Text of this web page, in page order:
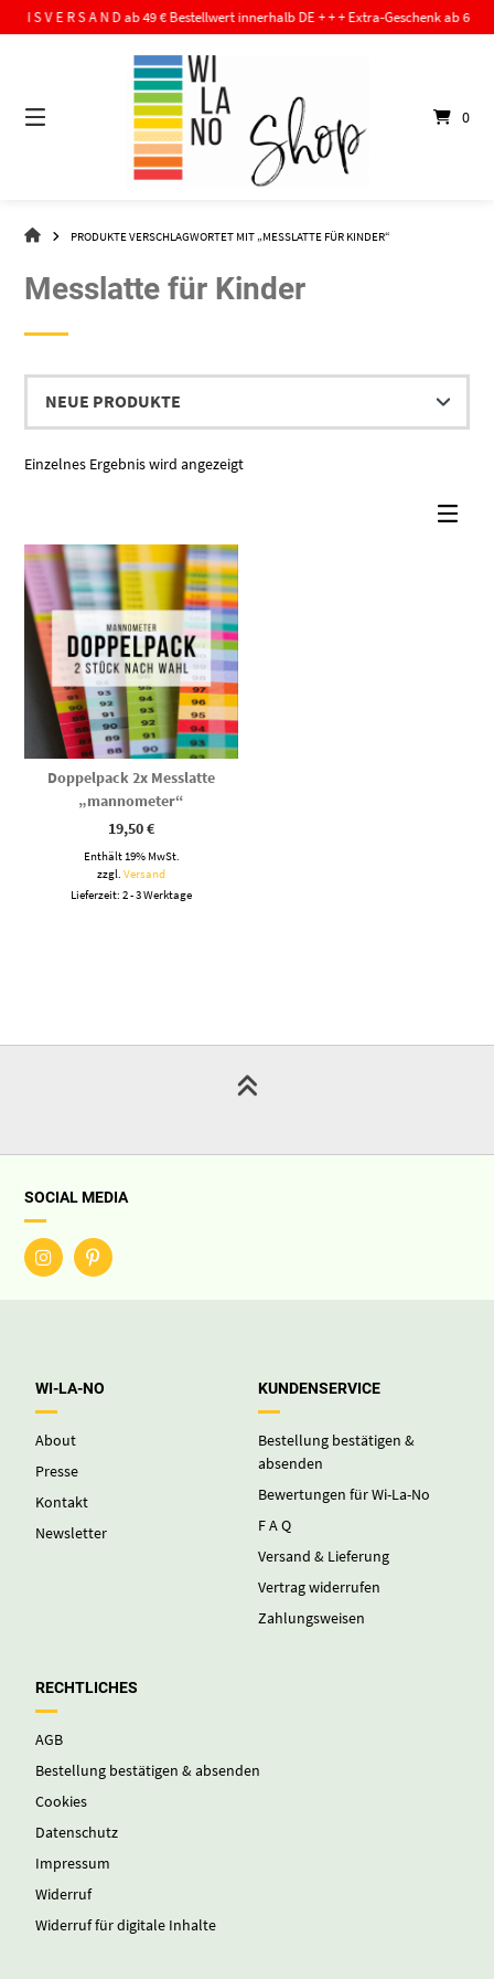
Springe
zum
T I S V E R S A N D ab 49 € Bestellwert innerhalb DE + + + Extra-Geschenk ab 60,- €
0
WI-
–
PRODUKTE VERSCHLAGWORTET MIT „MESSLATTE FÜR KINDER“
Messlatte für Kinder
Einzelnes Ergebnis wird angezeigt
Doppelpack 2x Messlatte
„mannometer“
19,50€
Enthält 19% MwSt.
zzgl.Versand
Lieferzeit: 2 - 3 Werktage
SOCIAL MEDIA
WI-LA-NO
About
Presse
Kontakt
Newsletter
KUNDENSERVICE
Bestellung bestätigen &
absenden
Bewertungen für Wi-La-No
F A Q
Versand & Lieferung
Vertrag widerrufen
Zahlungsweisen
RECHTLICHES
AGB
Bestellung bestätigen & absenden
Cookies
Datenschutz
Impressum
Widerruf
Widerruf für digitale Inhalte